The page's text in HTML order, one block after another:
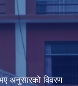
अनुसारको विवरण